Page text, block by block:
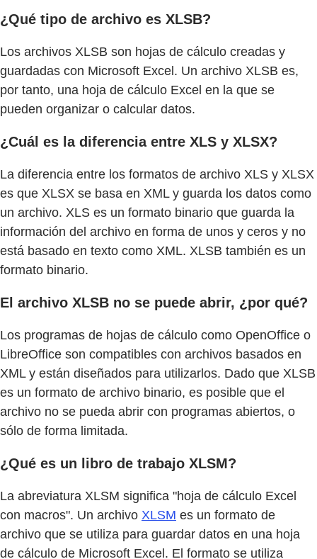
¿Qué tipo de archivo es XLSB?
Los archivos XLSB son hojas de cálculo creadas y
guardadas con Microsoft Excel. Un archivo XLSB es,
por tanto, una hoja de cálculo Excel en la que se
pueden organizar o calcular datos.
¿Cuál es la diferencia entre XLS y XLSX?
La diferencia entre los formatos de archivo XLS y XLSX
es que XLSX se basa en XML y guarda los datos como
un archivo. XLS es un formato binario que guarda la
información del archivo en forma de unos y ceros y no
está basado en texto como XML. XLSB también es un
formato binario.
El archivo XLSB no se puede abrir, ¿por qué?
Los programas de hojas de cálculo como OpenOffice o
LibreOffice son compatibles con archivos basados en
XML y están diseñados para utilizarlos. Dado que XLSB
es un formato de archivo binario, es posible que el
archivo no se pueda abrir con programas abiertos, o
sólo de forma limitada.
¿Qué es un libro de trabajo XLSM?
La abreviatura XLSM significa "hoja de cálculo Excel
con macros". Un archivo XLSM es un formato de
archivo que se utiliza para guardar datos en una hoja
de cálculo de Microsoft Excel. El formato se utiliza